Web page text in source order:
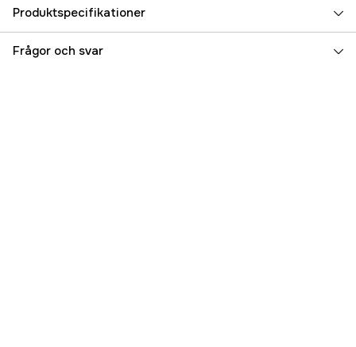
Produktspecifikationer
Referensnummer 5000017588
Frågor och svar